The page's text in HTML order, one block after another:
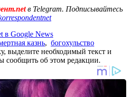
в Telegram. Подписывайтесь
в Google News
казнь, богохульство
выделите необходимый текст и
сообщить об этом редакции.